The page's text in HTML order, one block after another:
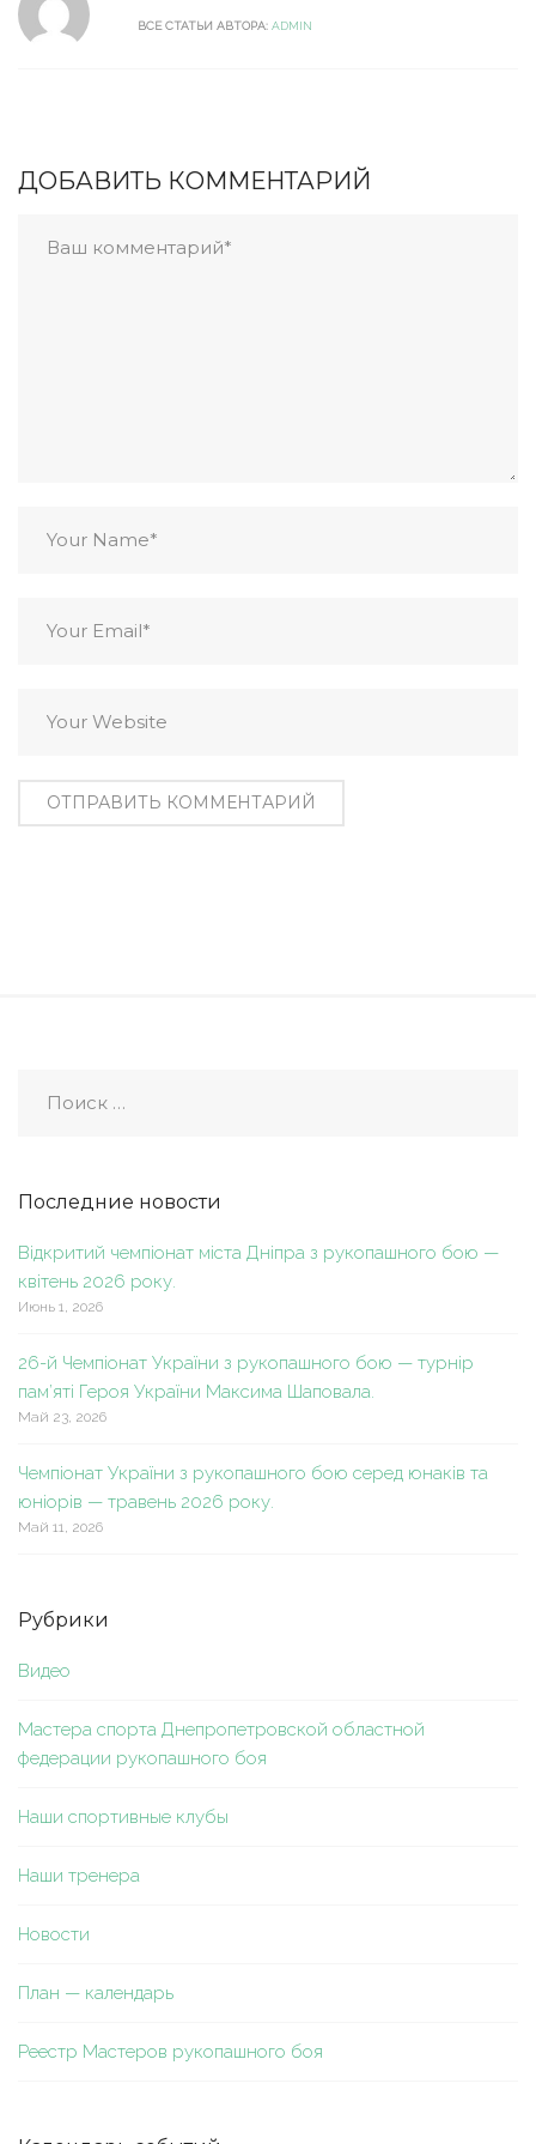
ВСЕ СТАТЬИ АВТОРА: ADMIN
ДОБАВИТЬ КОММЕНТАРИЙ
Последние новости
Відкритий чемпіонат міста Дніпра з рукопашного бою —
квітень 2026 року.
Июнь 1, 2026
26-й Чемпіонат України з рукопашного бою — турнір
пам’яті Героя України Максима Шаповала.
Май 23, 2026
Чемпіонат України з рукопашного бою серед юнаків та
юніорів — травень 2026 року.
Май 11, 2026
Рубрики
Видео
Мастера спорта Днепропетровской областной
федерации рукопашного боя
Наши спортивные клубы
Наши тренера
Новости
План — календарь
Реестр Мастеров рукопашного боя